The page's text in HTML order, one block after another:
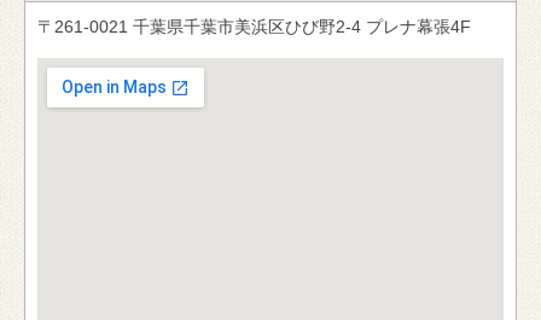
〒261-0021 千葉県千葉市美浜区ひび野2-4 プレナ幕張4F